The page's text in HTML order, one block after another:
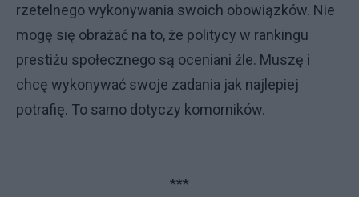
rzetelnego wykonywania swoich obowiązków. Nie
mogę się obrażać na to, że politycy w rankingu
prestiżu społecznego są oceniani źle. Muszę i
chcę wykonywać swoje zadania jak najlepiej
potrafię. To samo dotyczy komorników.
***